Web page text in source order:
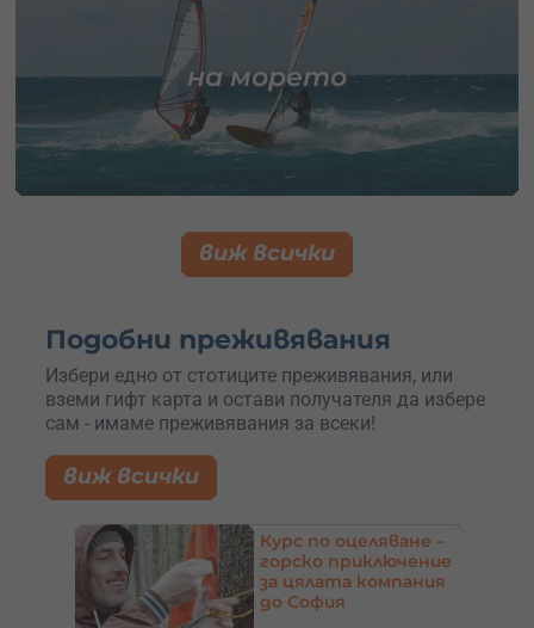
на морето
виж всички
Подобни преживявания
Избери едно от стотиците преживявания, или
вземи гифт карта и остави получателя да избере
сам - имаме преживявания за всеки!
виж всички
Уроци по езда до
София – 10 часа
индивидуални сесии
в Ранчо Конникът,